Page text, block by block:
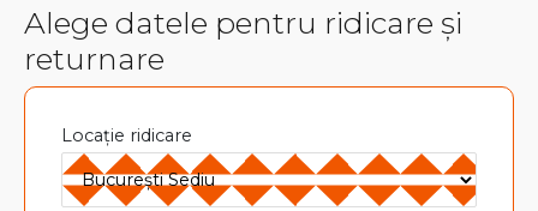
Alege datele pentru ridicare și
returnare
Locație ridicare